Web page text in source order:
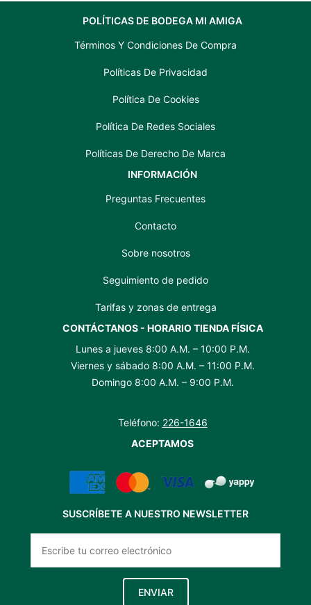
POLÍTICAS DE BODEGA MI AMIGA
Términos Y Condiciones De Compra
Políticas De Privacidad
Política De Cookies
Política De Redes Sociales
Políticas De Derecho De Marca
INFORMACIÓN
Preguntas Frecuentes
Contacto
Sobre nosotros
Seguimiento de pedido
Tarifas y zonas de entrega
CONTÁCTANOS - HORARIO TIENDA FÍSICA
Lunes a jueves 8:00 A.M. – 10:00 P.M.
Viernes y sábado 8:00 A.M. – 11:00 P.M.
Domingo 8:00 A.M. – 9:00 P.M.
Teléfono: 226-1646
ACEPTAMOS
SUSCRÍBETE A NUESTRO NEWSLETTER
ENVIAR